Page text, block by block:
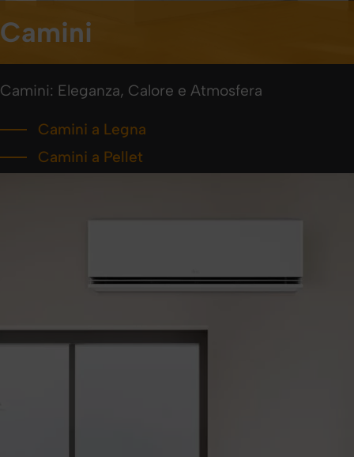
Camini
Camini: Eleganza, Calore e Atmosfera
Camini a Legna
Camini a Pellet